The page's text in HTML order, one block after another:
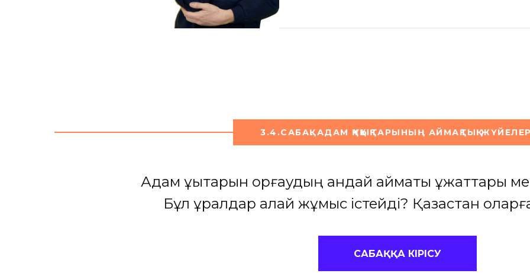
3.4.САБАҚ. АДАМ ҚҰҚЫҚТАРЫНЫҢ АЙМАҚТЫҚ
Адам құқықтарын қорғаудың қандай аймақтық құжаттары
Бұл құралдар қалай жұмыс істейді? Қазақстан
САБАҚҚА КІРІСУ